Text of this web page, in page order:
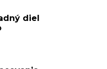
diel